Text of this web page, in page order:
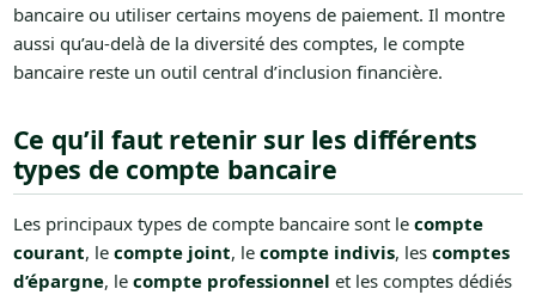
bancaire ou utiliser certains moyens de paiement. Il montre
aussi qu’au-delà de la diversité des comptes, le compte
bancaire reste un outil central d’inclusion financière.
Ce qu’il faut retenir sur les différents
types de compte bancaire
Les principaux types de compte bancaire sont le compte
courant, le compte joint, le compte indivis, les comptes
d’épargne, le compte professionnel et les comptes dédiés